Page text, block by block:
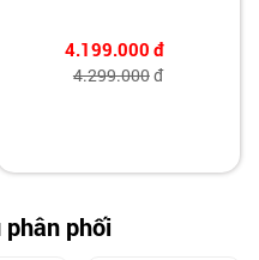
4.199.000 đ
4.299.000đ
phối